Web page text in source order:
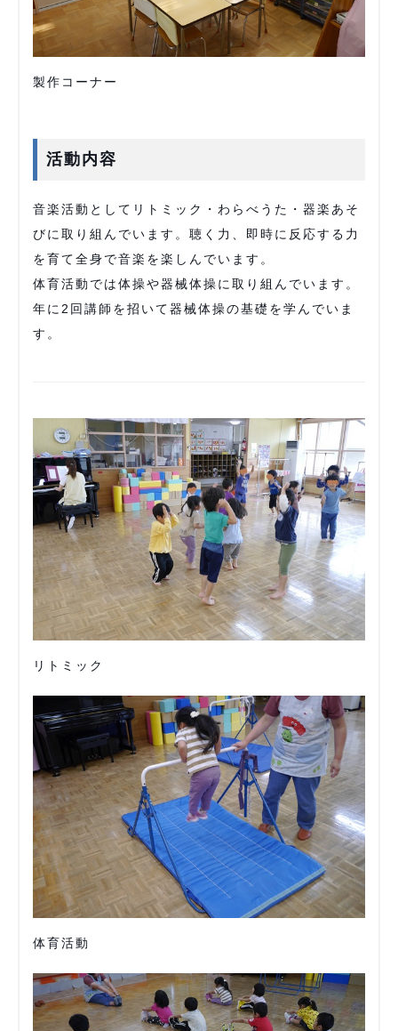
製作コーナー
活動内容
音楽活動としてリトミック・わらべうた・器楽あそ
びに取り組んでいます。聴く力、即時に反応する力
を育て全身で音楽を楽しんでいます。
体育活動では体操や器械体操に取り組んでいます。
年に2回講師を招いて器械体操の基礎を学んでいま
す。
リトミック
体育活動